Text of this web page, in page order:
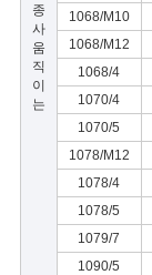
종
사
움
직
이
는
1068/M10
1068/M12
1068/4
1070/4
1070/5
1078/M12
1078/4
1078/5
1079/7
1090/5